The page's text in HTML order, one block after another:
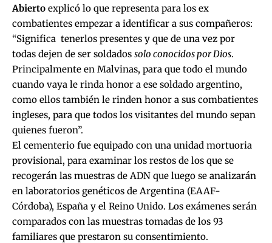
Abierto explicó lo que representa para los ex
combatientes empezar a identificar a sus compañeros:
“Significa tenerlos presentes y que de una vez por
todas dejen de ser soldados solo conocidos por Dios.
Principalmente en Malvinas, para que todo el mundo
cuando vaya le rinda honor a ese soldado argentino,
como ellos también le rinden honor a sus combatientes
ingleses, para que todos los visitantes del mundo sepan
quienes fueron”.
El cementerio fue equipado con una unidad mortuoria
provisional, para examinar los restos de los que se
recogerán las muestras de ADN que luego se analizarán
en laboratorios genéticos de Argentina (EAAF-
Córdoba), España y el Reino Unido. Los exámenes serán
comparados con las muestras tomadas de los 93
familiares que prestaron su consentimiento.